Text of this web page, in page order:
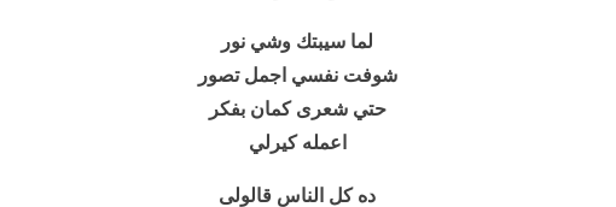
لما سيبتك وشي نور
شوفت نفسي اجمل تصور
حتي شعرى كمان بفكر
اعمله كيرلي
ده كل الناس قالولى